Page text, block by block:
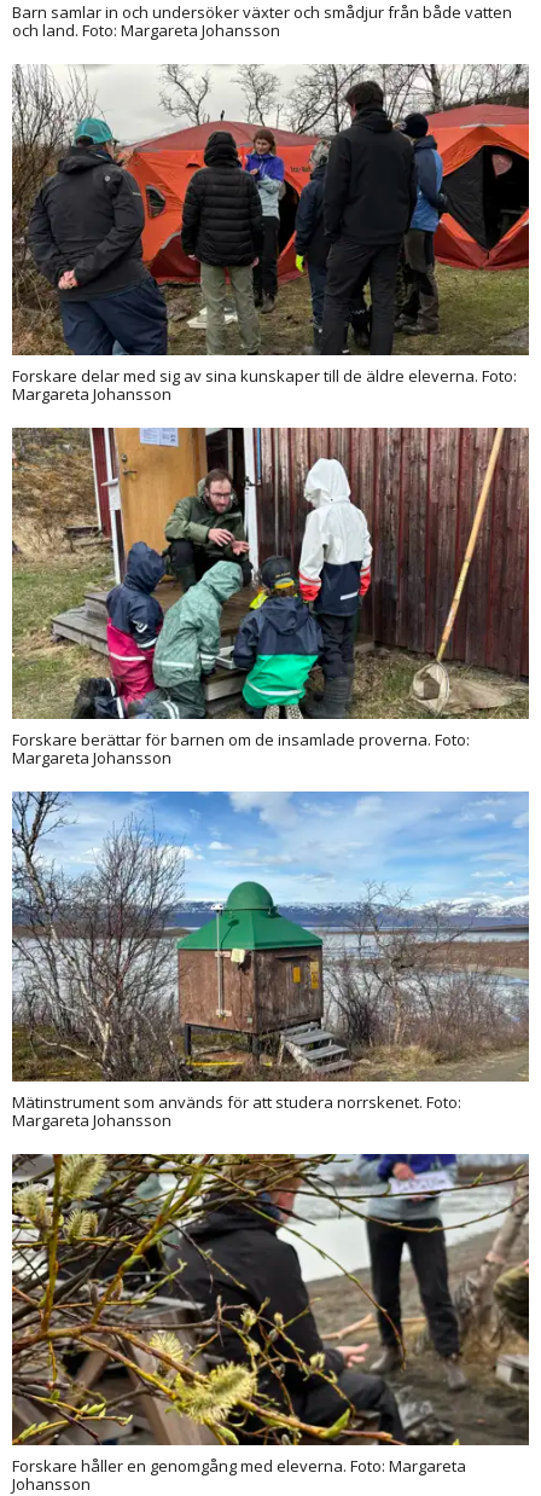
Barn samlar in och undersöker växter och smådjur från både vatten
och land. Foto: Margareta Johansson
Forskare delar med sig av sina kunskaper till de äldre eleverna. Foto:
Margareta Johansson
Forskare berättar för barnen om de insamlade proverna. Foto:
Margareta Johansson
Mätinstrument som används för att studera norrskenet. Foto:
Margareta Johansson
Forskare håller en genomgång med eleverna. Foto: Margareta
Johansson